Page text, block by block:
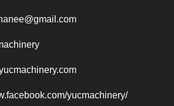
yucmachinery/